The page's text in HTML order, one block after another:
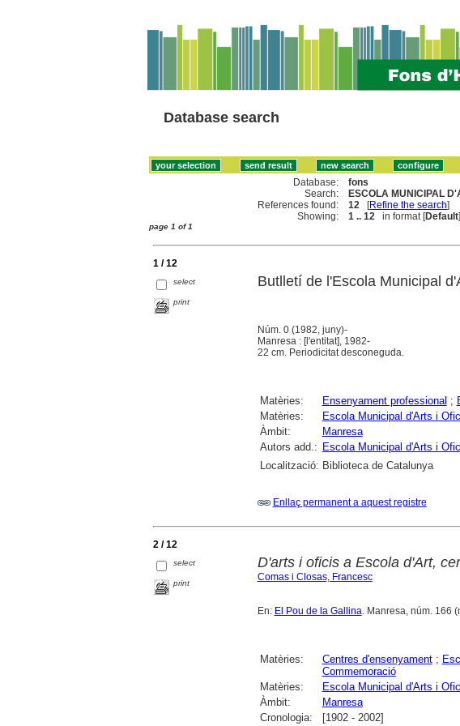
Database search
Database:
fons
Search:
ESCOLA MUNICIPAL
References found:
12 [Refine the search]
Showing:
1 .. 12 in format [Default]
page 1 of 1
1 / 12
select
print
Butlletí de l'Escola Municipal
Núm. 0 (1982, juny)-
Manresa : [l'entitat], 1982-
22 cm. Periodicitat desconeguda.
Matèries: Ensenyament professional ;
Matèries:
Escola Municipal d'Arts i
Àmbit:
Manresa
Autors add.: Escola Municipal d'Arts i
Localització: Biblioteca de Catalunya
Enllaç permanent a aquest registre
2 / 12
select
print
D'arts i oficis a Escola d'Art,
Comas i Closas, Francesc
En: El Pou de la Gallina. Manresa, núm. 166
Matèries: Centres d'ensenyament;
Commemoració
Matèries:
Escola Municipal d'Arts i
Àmbit:
Manresa
Cronologia:
[1902 - 2002]